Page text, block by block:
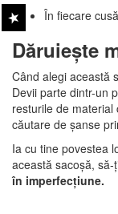
În fiecare
Dăruiește
Când alegi această
Devii parte dintr-un
resturile de
căutare de șanse
Ia cu tine povestea
această sacoșă, să-
în imperfecțiune.